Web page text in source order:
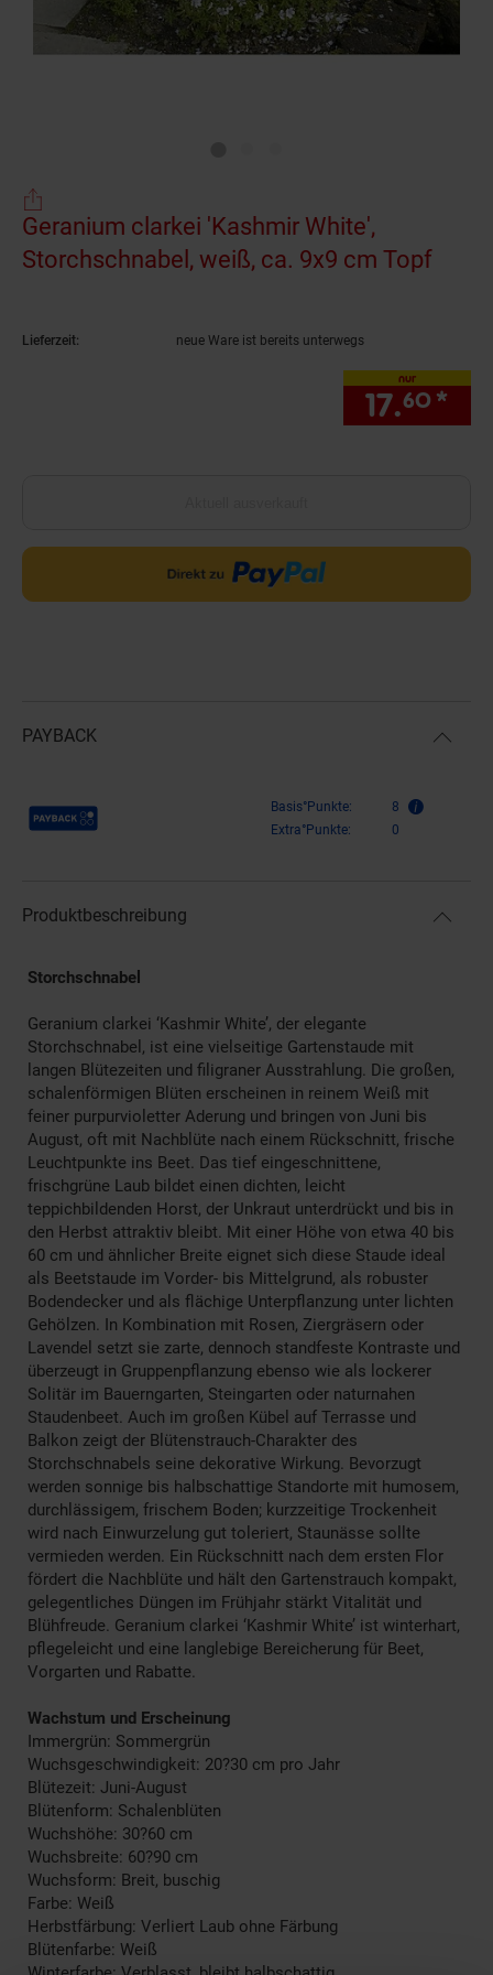
Geranium clarkei 'Kashmir White',
Storchschnabel, weiß, ca. 9x9 cm Topf
Lieferzeit: neue Ware ist bereits unterwegs
nur
17.60 *
PAYBACK
Payback Punkte Basis°Punkte:
8
Extra°Punkte:
0
Produktbeschreibung
Storchschnabel
Geranium clarkei ‘Kashmir White’, der elegante
Storchschnabel, ist eine vielseitige Gartenstaude mit
langen Blütezeiten und filigraner Ausstrahlung. Die großen,
schalenförmigen Blüten erscheinen in reinem Weiß mit
feiner purpurvioletter Aderung und bringen von Juni bis
August, oft mit Nachblüte nach einem Rückschnitt, frische
Leuchtpunkte ins Beet. Das tief eingeschnittene,
frischgrüne Laub bildet einen dichten, leicht
teppichbildenden Horst, der Unkraut unterdrückt und bis in
den Herbst attraktiv bleibt. Mit einer Höhe von etwa 40 bis
60 cm und ähnlicher Breite eignet sich diese Staude ideal
als Beetstaude im Vorder- bis Mittelgrund, als robuster
Bodendecker und als flächige Unterpflanzung unter lichten
Gehölzen. In Kombination mit Rosen, Ziergräsern oder
Lavendel setzt sie zarte, dennoch standfeste Kontraste und
überzeugt in Gruppenpflanzung ebenso wie als lockerer
Solitär im Bauerngarten, Steingarten oder naturnahen
Staudenbeet. Auch im großen Kübel auf Terrasse und
Balkon zeigt der Blütenstrauch-Charakter des
Storchschnabels seine dekorative Wirkung. Bevorzugt
werden sonnige bis halbschattige Standorte mit humosem,
durchlässigem, frischem Boden; kurzzeitige Trockenheit
wird nach Einwurzelung gut toleriert, Staunässe sollte
vermieden werden. Ein Rückschnitt nach dem ersten Flor
fördert die Nachblüte und hält den Gartenstrauch kompakt,
gelegentliches Düngen im Frühjahr stärkt Vitalität und
Blühfreude. Geranium clarkei ‘Kashmir White’ ist winterhart,
pflegeleicht und eine langlebige Bereicherung für Beet,
Vorgarten und Rabatte.
Wachstum und Erscheinung
Immergrün: Sommergrün
Wuchsgeschwindigkeit: 20?30 cm pro Jahr
Blütezeit: Juni-August
Blütenform: Schalenblüten
Wuchshöhe: 30?60 cm
Wuchsbreite: 60?90 cm
Wuchsform: Breit, buschig
Farbe: Weiß
Herbstfärbung: Verliert Laub ohne Färbung
Blütenfarbe: Weiß